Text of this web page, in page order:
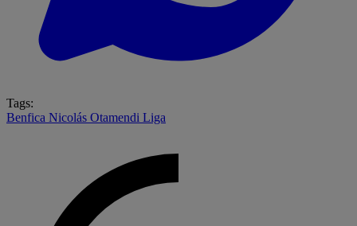
Tags:
Benfica Nicolás Otamendi Liga